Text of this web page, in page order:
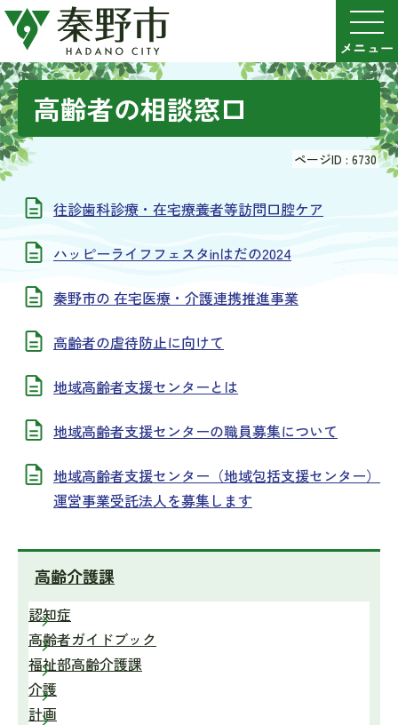
高齢者の相談窓口
ページID : 6730
往診歯科診療・在宅療養者等訪問口腔ケア
ハッピーライフフェスタinはだの2024
秦野市の 在宅医療・介護連携推進事業
高齢者の虐待防止に向けて
地域高齢者支援センターとは
地域高齢者支援センターの職員募集について
地域高齢者支援センター（地域包括支援センター）
運営事業受託法人を募集します
高齢介護課
認知症
高齢者ガイドブック
福祉部高齢介護課
介護
計画